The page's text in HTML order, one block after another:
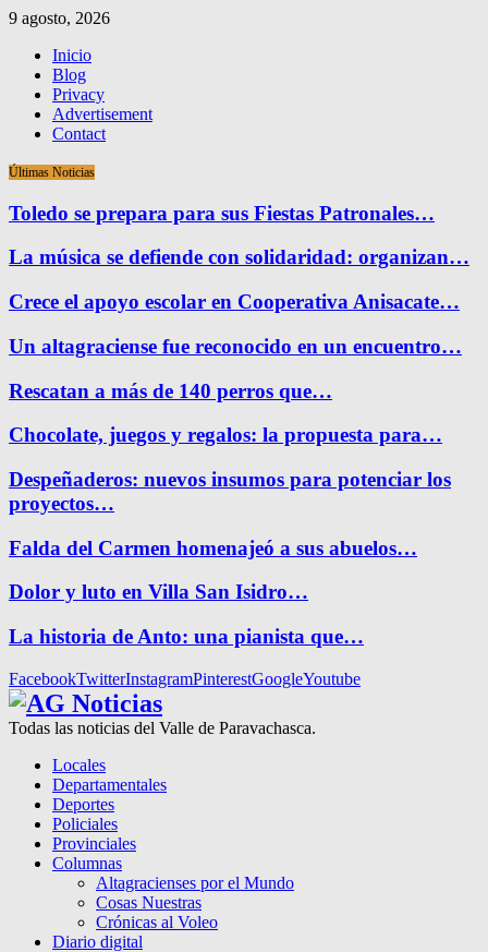
9 agosto, 2026
Inicio
Blog
Privacy
Advertisement
Contact
Últimas Noticias
Toledo se prepara para sus Fiestas Patronales…
La música se defiende con solidaridad: organizan…
Crece el apoyo escolar en Cooperativa Anisacate…
Un altagraciense fue reconocido en un encuentro…
Rescatan a más de 140 perros que…
Chocolate, juegos y regalos: la propuesta para…
Despeñaderos: nuevos insumos para potenciar los
proyectos…
Falda del Carmen homenajeó a sus abuelos…
Dolor y luto en Villa San Isidro…
La historia de Anto: una pianista que…
FacebookTwitterInstagramPinterestGoogleYoutube
Todas las noticias del Valle de Paravachasca.
Locales
Departamentales
Deportes
Policiales
Provinciales
Columnas
Altagracienses por el Mundo
Cosas Nuestras
Crónicas al Voleo
Diario digital